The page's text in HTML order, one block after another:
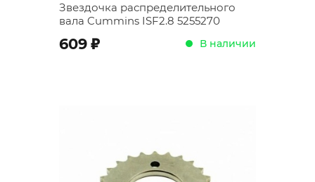
Звездочка распределительного
вала Cummins ISF2.8 5255270
609 ; В наличии